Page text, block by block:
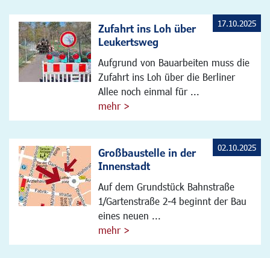
Zufahrt ins Loh über
Leukertsweg
Aufgrund von Bauarbeiten muss die
Zufahrt ins Loh über die Berliner
Allee noch einmal für ...
mehr >
17.10.2025
Großbaustelle in der
Innenstadt
Auf dem Grundstück Bahnstraße
1/Gartenstraße 2-4 beginnt der Bau
eines neuen ...
mehr >
02.10.2025